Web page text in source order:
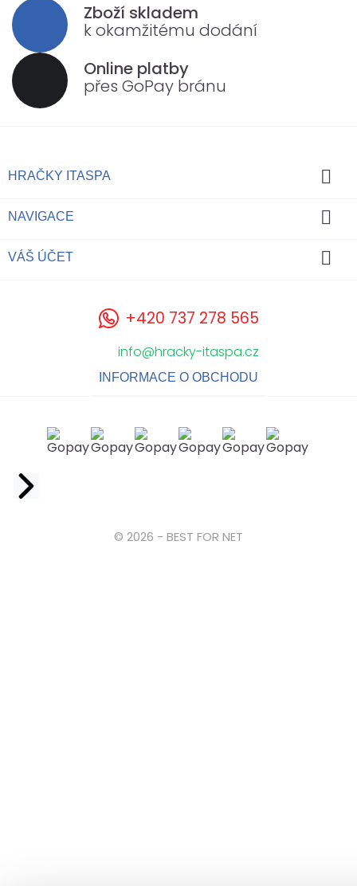
Zboží skladem
k okamžitému dodání
Online platby
přes GoPay bránu
HRAČKY ITASPA 
NAVIGACE 
VÁŠ ÚČET 
+420 737 278 565
info@hracky-itaspa.cz
INFORMACE O OBCHODU
© 2026 - BEST FOR NET